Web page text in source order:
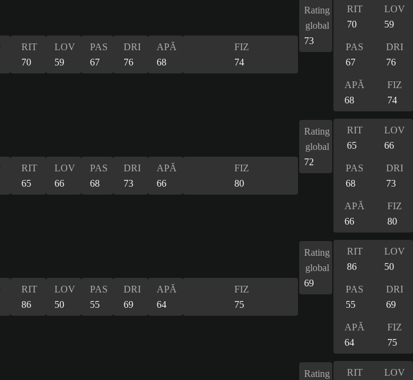
RIT
70
LOV
59
PAS
67
DRI
76
APĂ
68
FIZ
74
Rating
global
73
RIT
70
LOV
59
PAS
67
DRI
76
APĂ
68
FIZ
74
RIT
65
LOV
66
PAS
68
DRI
73
APĂ
66
FIZ
80
Rating
global
72
RIT
65
LOV
66
PAS
68
DRI
73
APĂ
66
FIZ
80
RIT
86
LOV
50
PAS
55
DRI
69
APĂ
64
FIZ
75
Rating
global
69
RIT
86
LOV
50
PAS
55
DRI
69
APĂ
64
FIZ
75
Rating
RIT
LOV